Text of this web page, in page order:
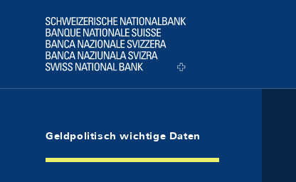
Logo
Geldpolitisch wichtige Daten